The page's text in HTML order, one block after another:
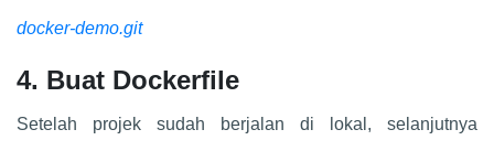
docker-demo.git
4. Buat Dockerfile
Setelah projek sudah berjalan di lokal, selanjutnya